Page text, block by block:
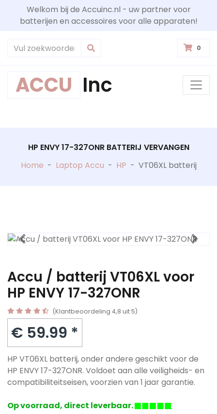
Welkom bij de Accuinc.nl - uw partner voor
batterijen en accessoires voor alle apparaten!
0
ACCU Inc
HP ENVY 17-327ONR BATTERIJ VERVANGEN
Home - Laptop Accu - HP - VT06XL batterij
Accu / batterij VT06XL voor
HP ENVY 17-327ONR
(Klantbeoordeling 4,8 uit 5)
€ 59.99 *
HP VT06XL batterij, onder andere geschikt voor de
HP ENVY 17-327ONR. Voldoet aan alle veiligheids- en
compatibiliteitseisen, voorzien van 1 jaar garantie.
Op voorraad, direct leverbaar.